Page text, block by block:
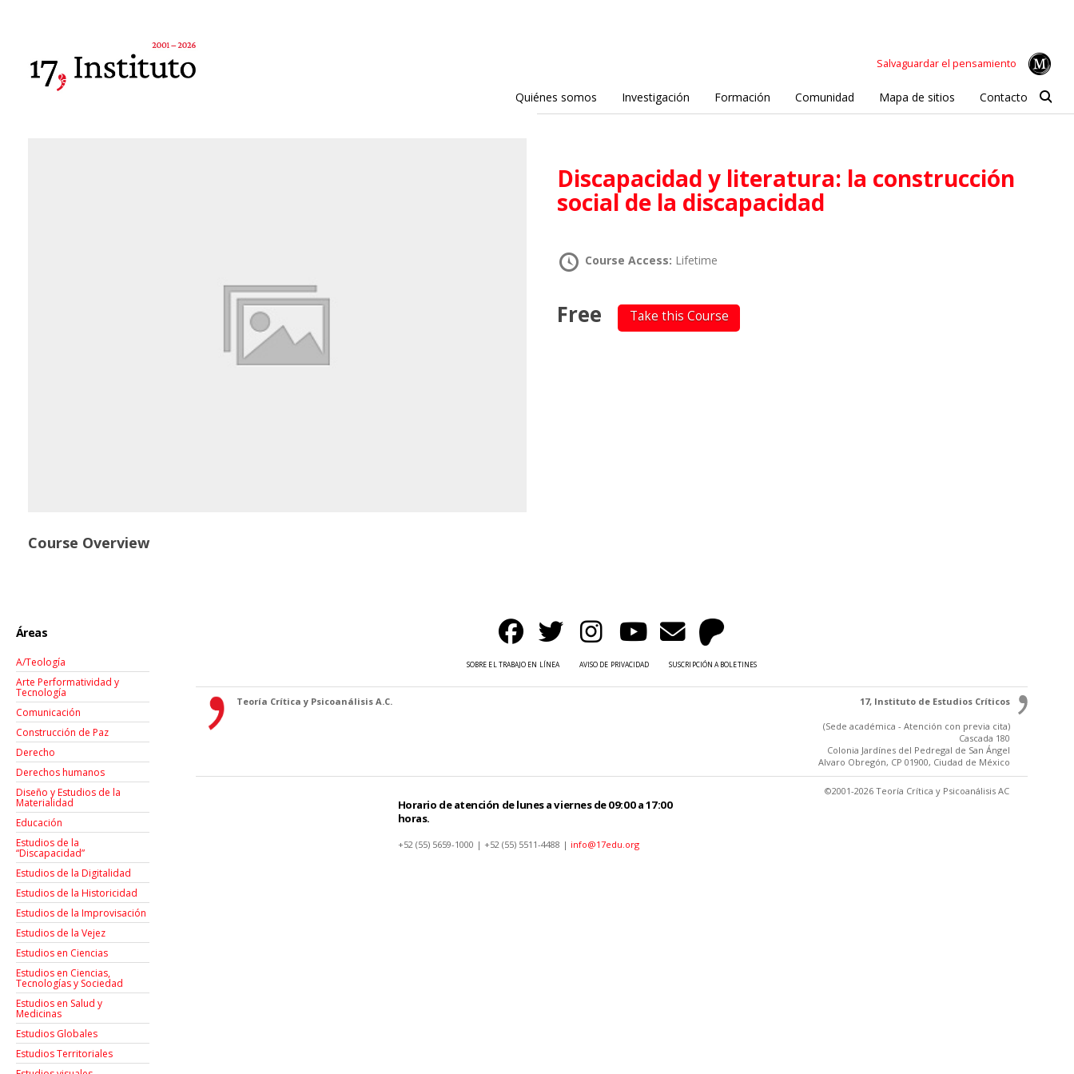
Salvaguardar el pensamiento
Quiénes somos Investigación Formación Comunidad Mapa de sitios Contacto
Discapacidad y literatura: la construcción
social de la discapacidad
Course Access: Lifetime
Free Take this Course
Course Overview
Áreas
A/Teología
Arte Performatividad y
Tecnología
Comunicación
Construcción de Paz
Derecho
Derechos humanos
Diseño y Estudios de la
Materialidad
Educación
Estudios de la
“Discapacidad”
Estudios de la Digitalidad
Estudios de la Historicidad
Estudios de la Improvisación
Estudios de la Vejez
Estudios en Ciencias
Estudios en Ciencias,
Tecnologías y Sociedad
Estudios en Salud y
Medicinas
Estudios Globales
Estudios Territoriales
SOBRE EL TRABAJO EN LÍNEA AVISO DE PRIVACIDAD SUSCRIPCIÓN A BOLETINES
Teoría Crítica y Psicoanálisis A.C. 17, Instituto de Estudios Críticos
(Sede académica - Atención con previa cita)
Cascada 180
Colonia Jardínes del Pedregal de San Ángel
Alvaro Obregón, CP 01900, Ciudad de México
Horario de atención de lunes a viernes de 09:00 a 17:00
horas.
+52 (55) 5659-1000 | +52 (55) 5511-4488 | info@17edu.org
©2001-2026 Teoría Crítica y Psicoanálisis AC